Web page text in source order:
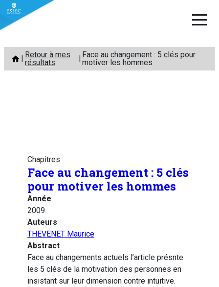
Aller
contenu
Retour à mes
résultats
Face au changement : 5 clés pour
motiver les hommes
Chapitres
Face au changement : 5 clés
pour motiver les hommes
Année
2009
Auteurs
THEVENET Maurice
Abstract
Face au changements actuels l’article présnte
les 5 clés de la motivation des personnes en
insistant sur leur dimension contre intuitive.